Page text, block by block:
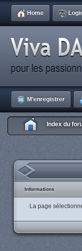
Home
M’enregistrer
Index du
Informations
La page